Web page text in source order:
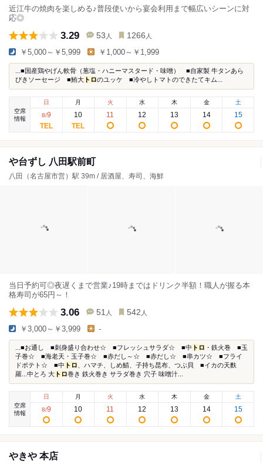
近江牛の焼肉を楽しめる♪普段使いから宴会利用まで幅広いシーンに対
応◎
3.29 53 人 1266 人
￥5,000～￥5,999 ￥1,000～￥1,999
...■国産鶏やげん軟骨（葱塩・ハニーマスタード・味噌） ■自家製 牛タンあら
びきソーセージ ■鮪大 トロのユッケ ■冷やしトマトのできたてキム...
空席
情報
日
8/9
月
10
火
11
水
12
木
13
金
14
土
15
や台ずし 八田駅前町
八田（名古屋市営）駅 39m / 居酒屋、寿司、海鮮
当日予約可◎夜遅くまで営業♪19時まではドリンク半額！職人が握る本
格寿司が65円～！
3.06 51 人 542 人
￥3,000～￥3,999 -
...■お通し ■刺身盛り合わせ☆ ■フレッシュサラダ☆ ■中 トロ ・鉄火巻 ■玉
子巻☆ ■海老天・玉子巻☆ ■赤だし～☆ ■赤だし☆ ■串カツ☆ ■フライ
ドポテト☆ ■中 トロ 、ハマチ、しめ鯖、子持ち昆布、つぶ貝 ■イカの天麩
羅...中とろ 大 トロ巻き 鉄火巻き サラダ巻き 穴子 味噌汁...
空席
情報
日
8/9
月
10
火
11
水
12
木
13
金
14
土
15
やきや 本店